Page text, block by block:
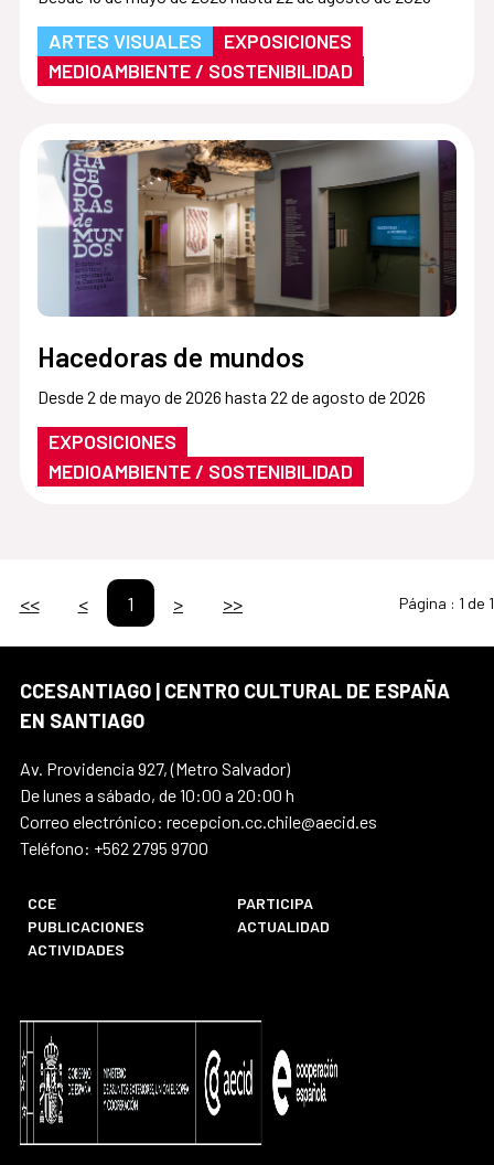
ARTES VISUALES
EXPOSICIONES
MEDIOAMBIENTE / SOSTENIBILIDAD
Hacedoras de mundos
Desde 2 de mayo de 2026 hasta 22 de agosto de 2026
EXPOSICIONES
MEDIOAMBIENTE / SOSTENIBILIDAD
<< < 1 > >> Página : 1 de 1
CCESANTIAGO | CENTRO CULTURAL DE ESPAÑA
EN SANTIAGO
Av. Providencia 927, (Metro Salvador)
De lunes a sábado, de 10:00 a 20:00 h
Correo electrónico: recepcion.cc.chile@aecid.es
Teléfono: +562 2795 9700
CCE
PARTICIPA
PUBLICACIONES
ACTUALIDAD
ACTIVIDADES